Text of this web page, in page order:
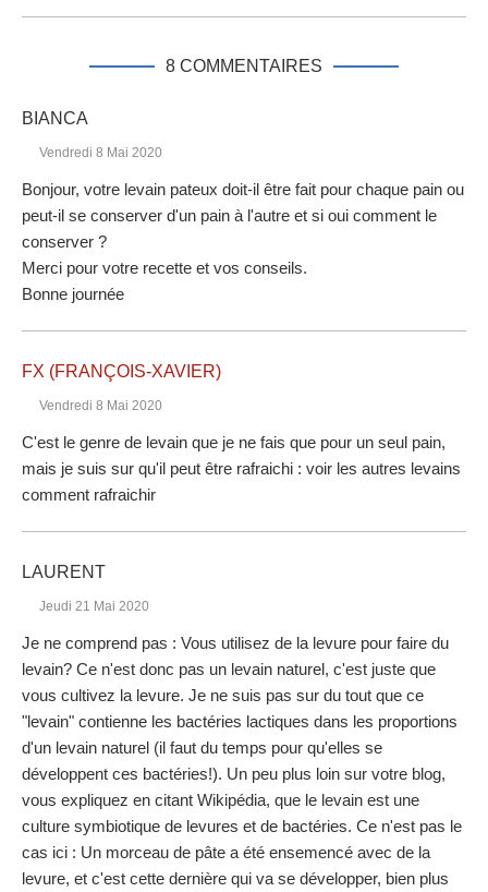
8 COMMENTAIRES
BIANCA
Vendredi 8 Mai 2020
Bonjour, votre levain pateux doit-il être fait pour chaque pain ou
peut-il se conserver d'un pain à l'autre et si oui comment le
conserver ?
Merci pour votre recette et vos conseils.
Bonne journée
FX (FRANÇOIS-XAVIER)
Vendredi 8 Mai 2020
C'est le genre de levain que je ne fais que pour un seul pain,
mais je suis sur qu'il peut être rafraichi : voir les autres levains
comment rafraichir
LAURENT
Jeudi 21 Mai 2020
Je ne comprend pas : Vous utilisez de la levure pour faire du
levain? Ce n'est donc pas un levain naturel, c'est juste que
vous cultivez la levure. Je ne suis pas sur du tout que ce
"levain" contienne les bactéries lactiques dans les proportions
d'un levain naturel (il faut du temps pour qu'elles se
développent ces bactéries!). Un peu plus loin sur votre blog,
vous expliquez en citant Wikipédia, que le levain est une
culture symbiotique de levures et de bactéries. Ce n'est pas le
cas ici : Un morceau de pâte a été ensemencé avec de la
levure, et c'est cette dernière qui va se développer, bien plus